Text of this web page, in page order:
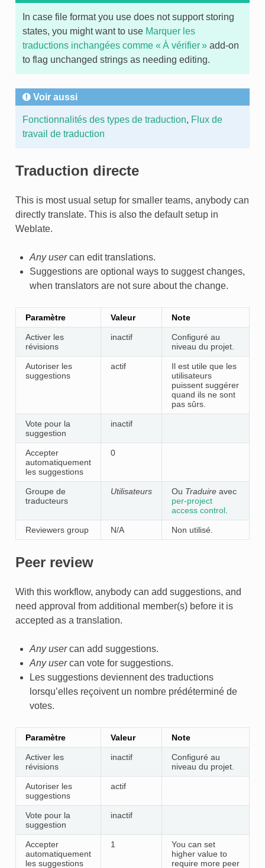
In case file format you use does not support storing
states, you might want to use Marquer les
traductions inchangées comme « À vérifier »add-on
to flag unchanged strings as needing editing.
Voir aussi
Fonctionnalités des types de traduction, Flux de
travail de traduction
Traduction directe
This is most usual setup for smaller teams, anybody can
directly translate. This is also the default setup in
Weblate.
Any usercan edit translations.
Suggestions are optional ways to suggest changes,
when translators are not sure about the change.
Paramètre Valeur Note
Activer les
révisions
inactif
Configuré au
niveau du projet.
Autoriser les
suggestions
actif
Il est utile que les
utilisateurs
puissent suggérer
quand ils ne sont
pas sûrs.
Vote pour la
suggestion
inactif
Accepter
automatiquement
les suggestions
0
Groupe de
traducteurs
Utilisateurs Ou Traduireavec
per-project
access control.
Reviewers group N/A Non utilisé.
Peer review
With this workflow, anybody can add suggestions, and
need approval from additional member(s) before it is
accepted as a translation.
Any usercan add suggestions.
Any usercan vote for suggestions.
Les suggestions deviennent des traductions
lorsqu’elles reçoivent un nombre prédéterminé de
votes.
Paramètre Valeur Note
Activer les
révisions
inactif
Configuré au
niveau du projet.
Autoriser les
suggestions
actif
Vote pour la
suggestion
inactif
Accepter
automatiquement
les suggestions
1
You can set
higher value to
require more peer